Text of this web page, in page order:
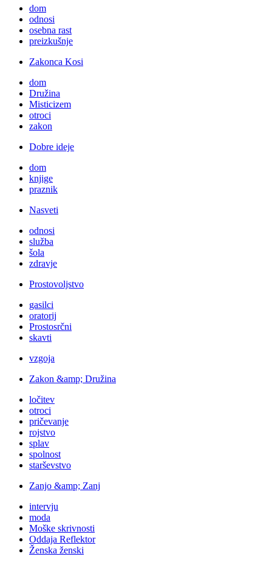
dom
odnosi
osebna rast
preizkušnje
Zakonca Kosi
dom
Družina
Misticizem
otroci
zakon
Dobre ideje
dom
knjige
praznik
Nasveti
odnosi
služba
šola
zdravje
Prostovoljstvo
gasilci
oratorij
Prostosrčni
skavti
vzgoja
Zakon &amp; Družina
ločitev
otroci
pričevanje
rojstvo
splav
spolnost
starševstvo
Zanjo &amp; Zanj
intervju
moda
Moške skrivnosti
Oddaja Reflektor
Ženska ženski